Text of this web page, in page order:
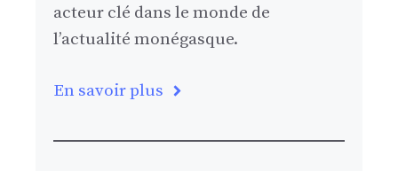
acteur clé dans le monde de
l’actualité monégasque.
En savoir plus